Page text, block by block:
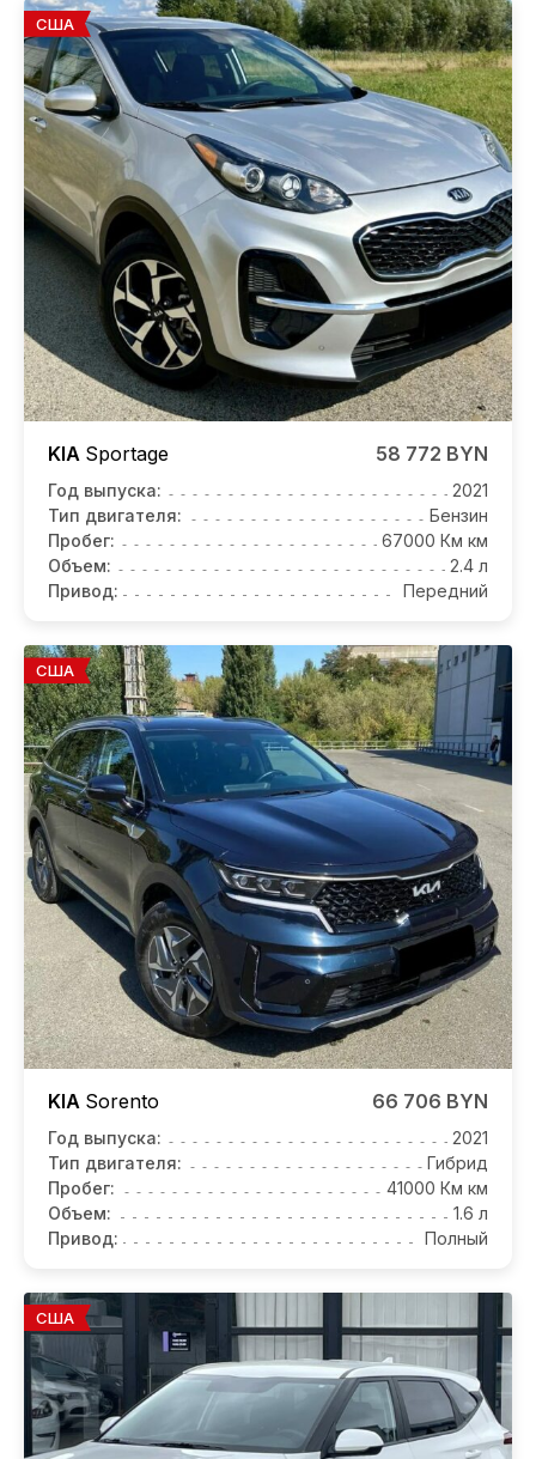
США
KIA Sportage 58 772 BYN
Год выпуска:
2021
Тип двигателя:
Бензин
Пробег:
67000 Км км
Объем:
2.4 л
Привод:
Передний
США
KIA Sorento 66 706 BYN
Год выпуска:
2021
Тип двигателя:
Гибрид
Пробег:
41000 Км км
Объем:
1.6 л
Привод:
Полный
США